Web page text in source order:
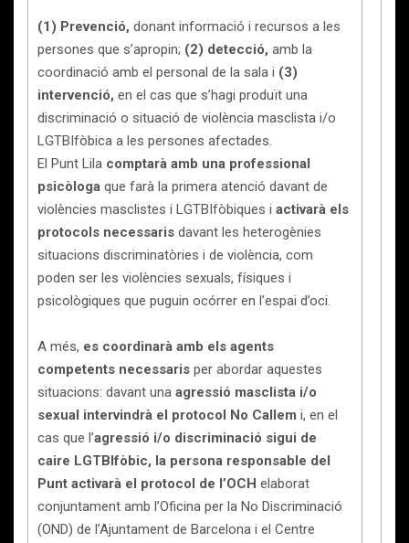
(1) Prevenció, donant informació i recursos a les
persones que s’apropin; (2) detecció, amb la
coordinació amb el personal de la sala i (3)
intervenció, en el cas que s’hagi produït una
discriminació o situació de violència masclista i/o
LGTBIfòbica a les persones afectades.
El Punt Lila comptarà amb una professional
psicòloga que farà la primera atenció davant de
violències masclistes i LGTBIfòbiques i activarà els
protocols necessaris davant les heterogènies
situacions discriminatòries i de violència, com
poden ser les violències sexuals, físiques i
psicològiques que puguin ocórrer en l’espai d’oci.
A més, es coordinarà amb els agents
competents necessaris per abordar aquestes
situacions: davant una agressió masclista i/o
sexual intervindrà el protocol No Callem i, en el
cas que l’agressió i/o discriminació sigui de
caire LGTBIfòbic, la persona responsable del
Punt activarà el protocol de l’OCH elaborat
conjuntament amb l’Oficina per la No Discriminació
(OND) de l’Ajuntament de Barcelona i el Centre